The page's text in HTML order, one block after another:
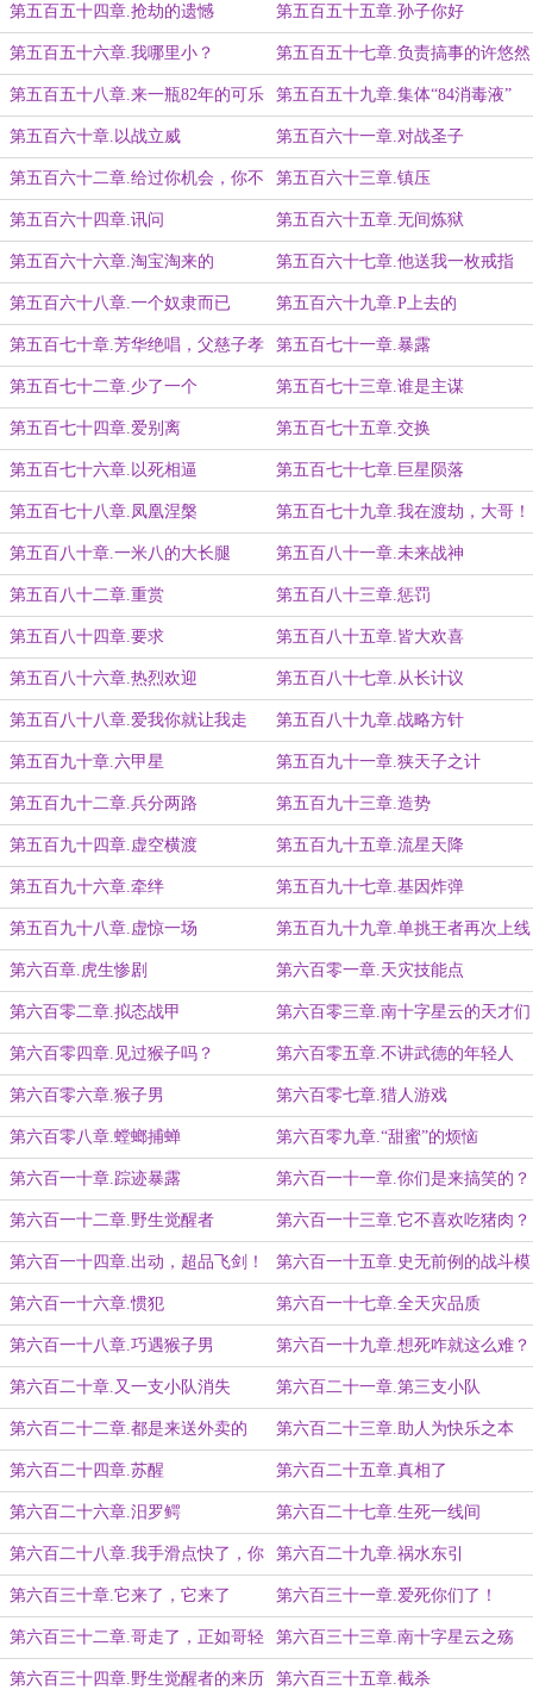
第五百五十四章.抢劫的遗憾 第五百五十五章.孙子你好
第五百五十六章.我哪里小？ 第五百五十七章.负责搞事的许悠然
第五百五十八章.来一瓶82年的可乐 第五百五十九章.集体“84消毒液”
第五百六十章.以战立威 第五百六十一章.对战圣子
第五百六十二章.给过你机会，你不
珍惜啊
第五百六十三章.镇压
第五百六十四章.讯问 第五百六十五章.无间炼狱
第五百六十六章.淘宝淘来的 第五百六十七章.他送我一枚戒指
第五百六十八章.一个奴隶而已 第五百六十九章.P上去的
第五百七十章.芳华绝唱，父慈子孝 第五百七十一章.暴露
第五百七十二章.少了一个 第五百七十三章.谁是主谋
第五百七十四章.爱别离 第五百七十五章.交换
第五百七十六章.以死相逼 第五百七十七章.巨星陨落
第五百七十八章.凤凰涅槃 第五百七十九章.我在渡劫，大哥！
第五百八十章.一米八的大长腿 第五百八十一章.未来战神
第五百八十二章.重赏 第五百八十三章.惩罚
第五百八十四章.要求 第五百八十五章.皆大欢喜
第五百八十六章.热烈欢迎 第五百八十七章.从长计议
第五百八十八章.爱我你就让我走 第五百八十九章.战略方针
第五百九十章.六甲星 第五百九十一章.狭天子之计
第五百九十二章.兵分两路 第五百九十三章.造势
第五百九十四章.虚空横渡 第五百九十五章.流星天降
第五百九十六章.牵绊 第五百九十七章.基因炸弹
第五百九十八章.虚惊一场 第五百九十九章.单挑王者再次上线
第六百章.虎生惨剧 第六百零一章.天灾技能点
第六百零二章.拟态战甲 第六百零三章.南十字星云的天才们
第六百零四章.见过猴子吗？ 第六百零五章.不讲武德的年轻人
第六百零六章.猴子男 第六百零七章.猎人游戏
第六百零八章.螳螂捕蝉 第六百零九章.“甜蜜”的烦恼
第六百一十章.踪迹暴露 第六百一十一章.你们是来搞笑的？
第六百一十二章.野生觉醒者 第六百一十三章.它不喜欢吃猪肉？
第六百一十四章.出动，超品飞剑！ 第六百一十五章.史无前例的战斗模
式
第六百一十六章.惯犯 第六百一十七章.全天灾品质
第六百一十八章.巧遇猴子男 第六百一十九章.想死咋就这么难？
第六百二十章.又一支小队消失 第六百二十一章.第三支小队
第六百二十二章.都是来送外卖的 第六百二十三章.助人为快乐之本
第六百二十四章.苏醒 第六百二十五章.真相了
第六百二十六章.汨罗鳄 第六百二十七章.生死一线间
第六百二十八章.我手滑点快了，你
信不信？
第六百二十九章.祸水东引
第六百三十章.它来了，它来了 第六百三十一章.爱死你们了！
第六百三十二章.哥走了，正如哥轻
轻的来
第六百三十三章.南十字星云之殇
第六百三十四章.野生觉醒者的来历 第六百三十五章.截杀